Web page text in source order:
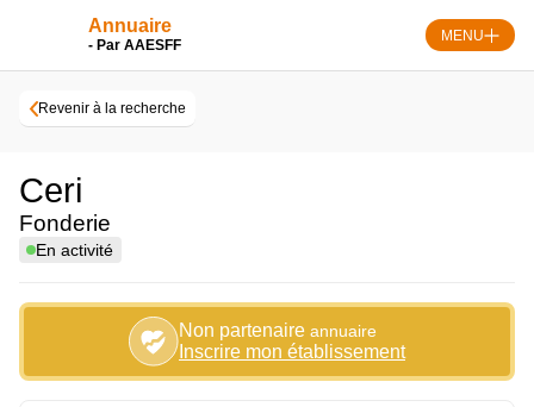
Annuaire
- Par AAESFF
MENU
Revenir à la recherche
Ceri
Fonderie
En activité
Non partenaire annuaire
Inscrire mon établissement